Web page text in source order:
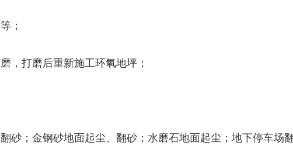
；
，打磨后重新施工环氧地坪；
砂；金钢砂地面起尘、翻砂；水磨石地面起尘；地下停车场